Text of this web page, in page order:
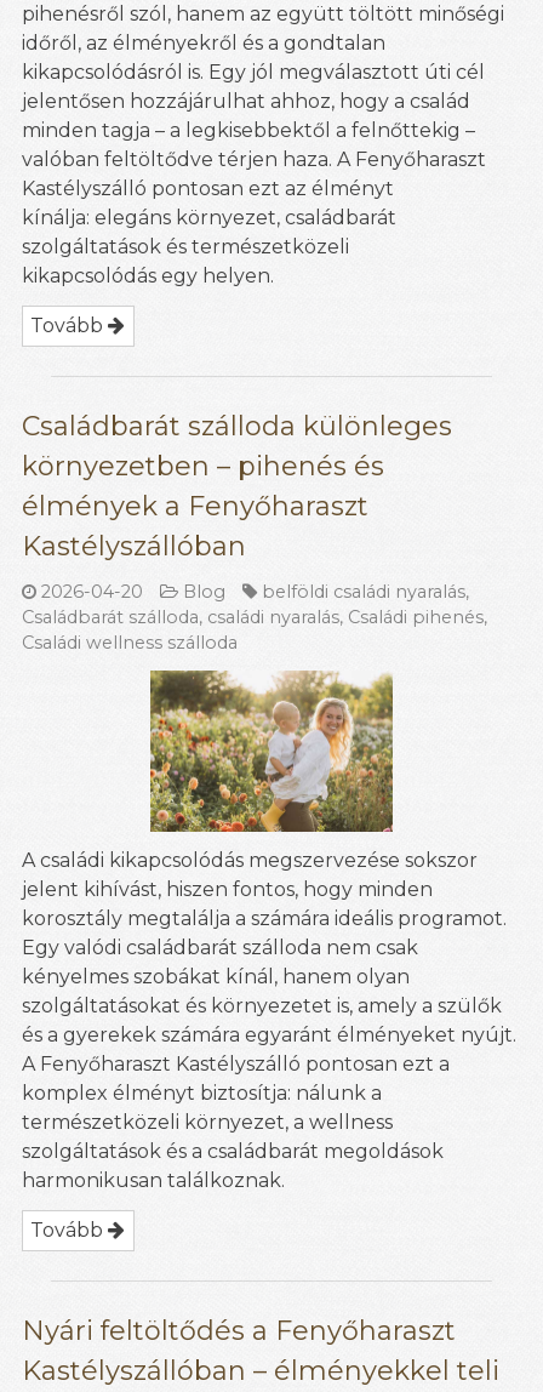
pihenésről szól, hanem az együtt töltött minőségi
időről, az élményekről és a gondtalan
kikapcsolódásról is. Egy jól megválasztott úti cél
jelentősen hozzájárulhat ahhoz, hogy a család
minden tagja – a legkisebbektől a felnőttekig –
valóban feltöltődve térjen haza. A Fenyőharaszt
Kastélyszálló pontosan ezt az élményt
kínálja: elegáns környezet, családbarát
szolgáltatások és természetközeli
kikapcsolódás egy helyen.
Tovább
Családbarát szálloda különleges
környezetben – pihenés és
élmények a Fenyőharaszt
Kastélyszállóban
2026-04-20 Blog belföldi családi nyaralás,
Családbarát szálloda, családi nyaralás, Családi pihenés,
Családi wellness szálloda
A családi kikapcsolódás megszervezése sokszor
jelent kihívást, hiszen fontos, hogy minden
korosztály megtalálja a számára ideális programot.
Egy valódi családbarát szálloda nem csak
kényelmes szobákat kínál, hanem olyan
szolgáltatásokat és környezetet is, amely a szülők
és a gyerekek számára egyaránt élményeket nyújt.
A Fenyőharaszt Kastélyszálló pontosan ezt a
komplex élményt biztosítja: nálunk a
természetközeli környezet, a wellness
szolgáltatások és a családbarát megoldások
harmonikusan találkoznak.
Tovább
Nyári feltöltődés a Fenyőharaszt
Kastélyszállóban – élményekkel teli